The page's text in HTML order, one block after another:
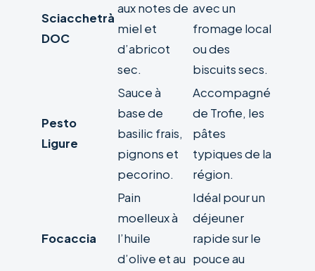
Sciacchetrà
DOC
aux notes de
miel et
d’abricot
sec.
avec un
fromage local
ou des
biscuits secs.
Pesto
Ligure
Sauce à
base de
basilic frais,
pignons et
pecorino.
Accompagné
de Trofie, les
pâtes
typiques de la
région.
Focaccia
Pain
moelleux à
l’huile
d’olive et au
Idéal pour un
déjeuner
rapide sur le
pouce au